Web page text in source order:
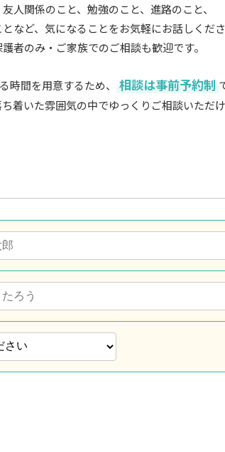
人関係のこと、勉強のこと、進路のこと、
など、気になることをお気軽にお話しくだ
者のみ・ご家族でのご相談も歓迎です。
時間を用意するため、 相談は事前予約制
着いた雰囲気の中でゆっくりご相談いただ